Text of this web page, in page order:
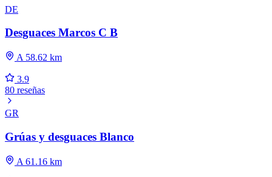
DE
Desguaces Marcos C B
A 58.62 km
3.9
80 reseñas
GR
Grúas y desguaces Blanco
A 61.16 km